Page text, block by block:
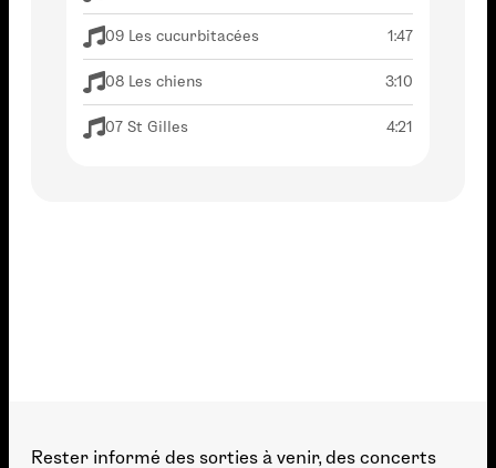
09 Les cucurbitacées 1:47
08 Les chiens 3:10
07 St Gilles 4:21
Rester informé des sorties à venir, des concerts